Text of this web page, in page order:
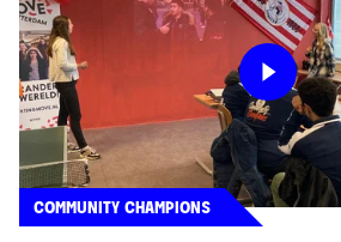
COMMUNITY CHAMPIONS